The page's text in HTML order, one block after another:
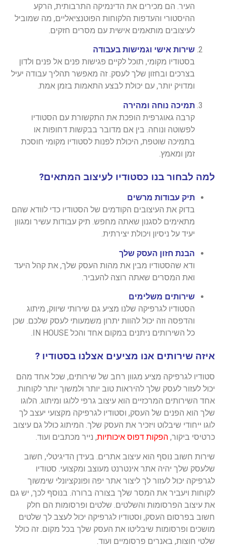
העיר. הם מכירים את הדינמיקה התרבותית, הרקע
ההיסטורי והעדפות הלקוחות הפוטנציאליים, מה שמוביל
לעיצובים מותאמים אישית עם מסרים חזקים.
שירות אישי וגמישות בעבודה
בסטודיו מקומי, תוכל לקיים פגישות פנים אל פנים ולדון
בצרכים ובחזון שלך לעסק. זה מאפשר תהליך עבודה יעיל
ומדויק יותר, עם יכולת לבצע התאמות בזמן אמת.
תמיכה נוחה ומהירה
קרבה גאוגרפית הופכת את התקשורת עם הסטודיו
לפשוטה ונוחה. בין אם מדובר בבקשות דחופות או
בתמיכה שוטפת, היכולת לפנות לסטודיו מקומי חוסכת
זמן ומאמץ.
למה לבחור בנו כסטודיו לעיצוב המתאים?
תיק עבודות מרשים
בדוק את העיצובים הקודמים של הסטודיו כדי לוודא שהם
מתאימים לסגנון שאתה מחפש. תיק עבודות עשיר ומגוון
יעיד על ניסיון ויכולת יצירתית.
הבנת חזון העסק שלך
ודא שהסטודיו מבין את מהות העסק שלך, את קהל היעד
ואת המסרים שאתה רוצה להעביר.
שירותים משלימים
הסטודיו לגרפיקה שלנו מציע גם שירותי שיווק, מיתוג
והדפסה וזה יכול להוות יתרון משמעותי לעסק שלכם. שכן
כל השירותים ניתנים במקום אחד והכל IN HOUSE.
איזה שירותים אנו מציעים אצלנו בסטודיו ?
סטודיו לגרפיקה מציע מגוון רחב של שירותים, שכל אחד מהם
יכול לעזור לעסק שלך להיראות טוב יותר ולמשוך יותר לקוחות.
אחד השירותים המרכזיים הוא עיצוב גרפי ללוגו ומיתוג. הלוגו
שלך הוא הפנים של העסק, וסטודיו לגרפיקה מקצועי יעצב לך
לוגו ייחודי שיבלוט ויזכיר את העסק שלך. המיתוג כולל גם עיצוב
כרטיסי ביקור, הפקות דפוס איכותיות, נייר מכתבים ועוד.
שירות חשוב נוסף הוא עיצוב אתרים. בעידן הדיגיטלי, חשוב
שלעסק שלך יהיה אתר אינטרנט מעוצב ומקצועי. סטודיו
לגרפיקה יכול לעזור לך ליצור אתר יפה ופונקציונלי שימשוך
לקוחות ויעביר את המסר שלך בצורה ברורה. בנוסף לכך, יש גם
את עיצוב הפרסומות והשלטים. שלטים ופרסומות הם חלק
חשוב בפרסום העסק, וסטודיו לגרפיקה יכול לעצב לך שלטים
מושכים ופרסומות שיבליטו את העסק שלך בכל מקום. זה כולל
שלטי חוצות, באנרים פרסומיים ועוד.